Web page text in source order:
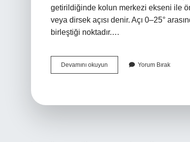
getirildiğinde kolun merkezi ekseni ile
veya dirsek açısı denir. Açı 0–25°
birleştiği noktadır.…
Devamını okuyun
Eklemi
Yorum Bırak